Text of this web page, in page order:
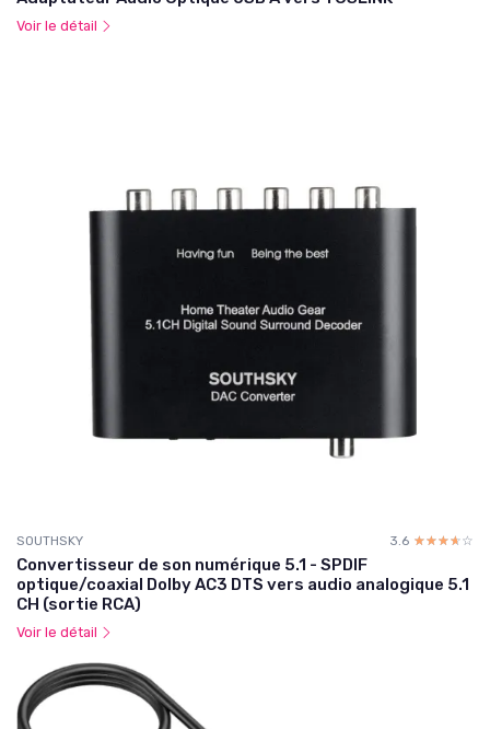
Voir le détail
SOUTHSKY 3.6 ☆☆☆☆☆
★★★★★
Convertisseur de son numérique 5.1 - SPDIF
optique/coaxial Dolby AC3 DTS vers audio analogique 5.1
CH (sortie RCA)
Voir le détail